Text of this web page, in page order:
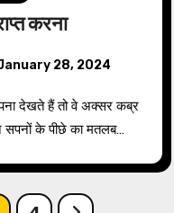
करना
28, 2024
सपनों के पीछे का मतलब…